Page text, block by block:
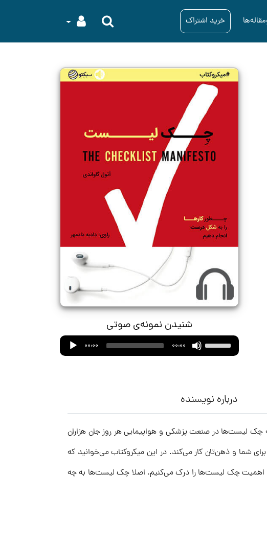
خرید اشتراک
شنیدن نمونه‌ی صوتی
Audio
Player
00:00 00:00
Use
Up/Down
to
increase
decrease
volume.
درباره نویسنده
لیست‌ها در صنعت پزشکی و هواپیمایی هر روز جان هزاران
شما و ذهن‌تان کار می‌کند. در این میکروکتاب می‌خوانید که
اهمیت چک لیست‌ها را درک می‌کنیم. اصلا چک لیست‌ها به چه